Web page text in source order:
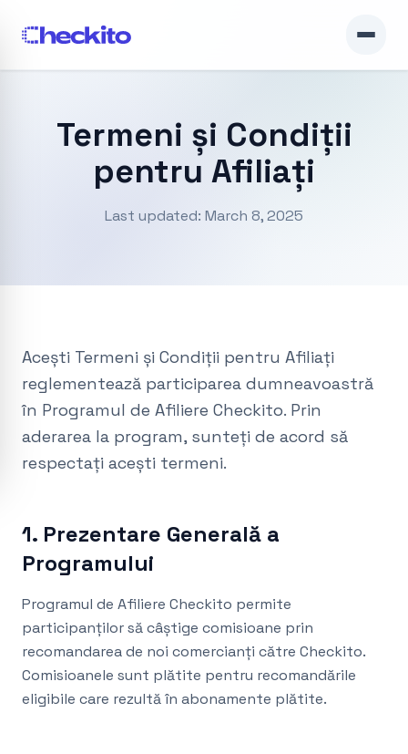
Termeni și Condiții
pentru Afiliați
Last updated: March 8, 2025
Acești Termeni și Condiții pentru Afiliați
reglementează participarea dumneavoastră
în Programul de Afiliere Checkito. Prin
aderarea la program, sunteți de acord să
respectați acești termeni.
1. Prezentare Generală a
Programului
Programul de Afiliere Checkito permite
participanților să câștige comisioane prin
recomandarea de noi comercianți către Checkito.
Comisioanele sunt plătite pentru recomandările
eligibile care rezultă în abonamente plătite.